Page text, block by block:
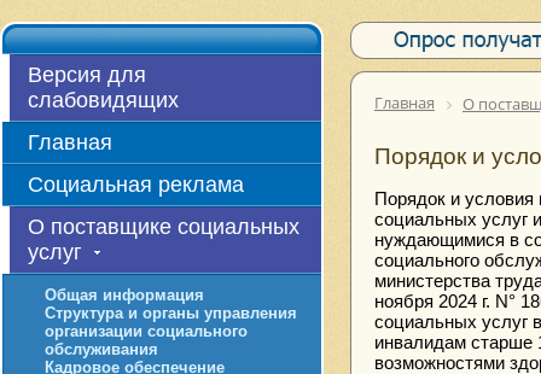
Версия для
слабовидящих
Главная
Социальная реклама
О поставщике социальных
услуг
Общая информация
Структура и органы управления
организации социального
обслуживания
Кадровое обеспечение
Главная О
Порядок и
Порядок и
социальных услуг
нуждающимися в
социального
министерства
ноября 2024 г. N°
социальных услуг
инвалидам старше
возможностями